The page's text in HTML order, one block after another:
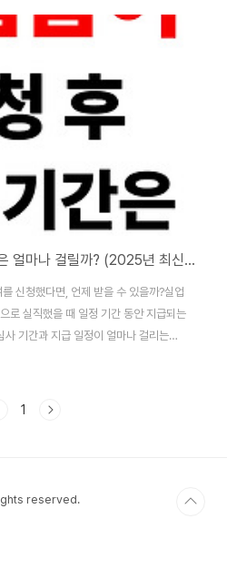
실업급여 신청 후 심사 기간은 얼마나 걸릴까? (2025년 최신 가이드)
신청했다면, 언제 받을 수 있을까?실업
로 실직했을 때 일정 기간 동안 지급되는
기간과 지급 일정이 얼마나 걸리는지
심사 기간, 지급 일정, 신청 후 유의사항
? (구직급여 기본 개념)✔ 실업급여(구직
1
reserved.